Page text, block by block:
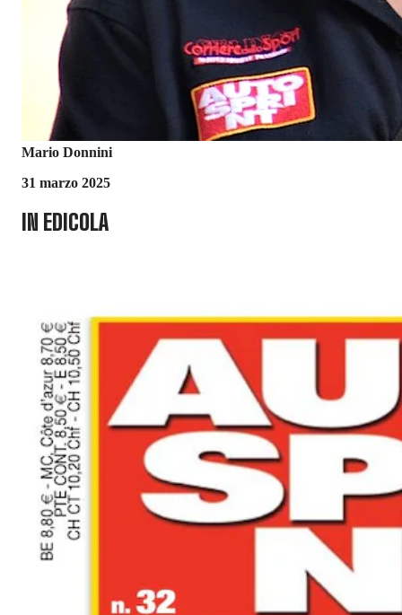
Mario Donnini
31 marzo 2025
IN EDICOLA